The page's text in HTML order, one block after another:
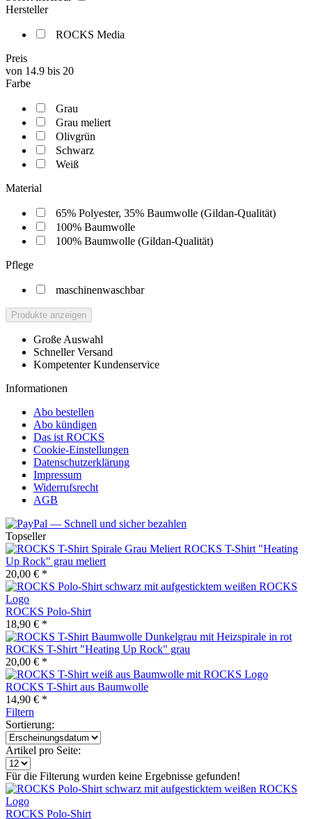
Hersteller
ROCKS Media
Preis
von 14.9 bis 20
Farbe
Grau
Grau meliert
Olivgrün
Schwarz
Weiß
Material
65% Polyester, 35% Baumwolle (Gildan-Qualität)
100% Baumwolle
100% Baumwolle (Gildan-Qualität)
Pflege
maschinenwaschbar
Produkte anzeigen
Große Auswahl
Schneller Versand
Kompetenter Kundenservice
Informationen
Abo bestellen
Abo kündigen
Das ist ROCKS
Cookie-Einstellungen
Datenschutzerklärung
Impressum
Widerrufsrecht
AGB
Topseller
ROCKS T-Shirt "Heating
Up Rock" grau meliert
20,00 € *
ROCKS Polo-Shirt
18,90 € *
ROCKS T-Shirt "Heating Up Rock" grau
20,00 € *
ROCKS T-Shirt aus Baumwolle
14,90 € *
Filtern
Sortierung:
Artikel pro Seite:
Für die Filterung wurden keine Ergebnisse gefunden!
ROCKS Polo-Shirt